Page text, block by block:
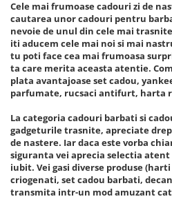
Cele mai frumoase cadouri zi de
cautarea unor cadouri pentru
nevoie de unul din cele mai
iti aducem cele mai noi si mai
tu poti face cea mai frumoasa
ta care merita aceasta atentie.
plata avantajoase set cadou,
parfumate, rucsaci antifurt, harta
La categoria cadouri barbati si
gadgeturile trasnite, apreciate
de nastere. Iar daca este vorba
siguranta vei aprecia selectia
iubit. Vei gasi diverse produse
criogenati, set cadou barbati,
transmita intr-un mod amuzant